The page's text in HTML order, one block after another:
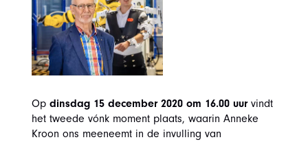
Op dinsdag 15 december 2020 om 16.00 uurvindt
het tweede vónk moment plaats, waarin Anneke
Kroon ons meeneemt in de invulling van